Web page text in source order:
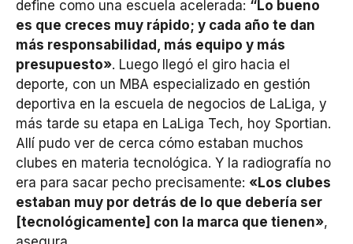
define como una escuela acelerada: “Lo bueno
es que creces muy rápido; y cada año te dan
más responsabilidad, más equipo y más
presupuesto». Luego llegó el giro hacia el
deporte, con un MBA especializado en gestión
deportiva en la escuela de negocios de LaLiga, y
más tarde su etapa en LaLiga Tech, hoy Sportian.
Allí pudo ver de cerca cómo estaban muchos
clubes en materia tecnológica. Y la radiografía no
era para sacar pecho precisamente: «Los clubes
estaban muy por detrás de lo que debería ser
[tecnológicamente] con la marca que tienen»,